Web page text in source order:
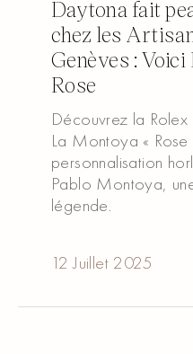
12 Juillet 2025
Daytona fait
chez les
Genèves :
Rose
Découvrez la
La Montoya «
personnalisation
Pablo Montoya,
légende.